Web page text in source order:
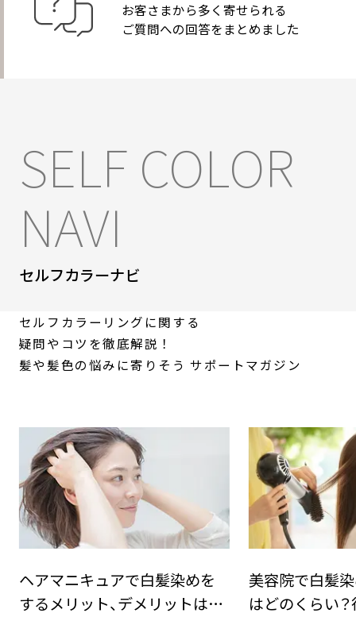
お客さまから多く寄せられる
ご質問への回答をまとめました
SELF COLOR
NAVI
セルフカラーナビ
セルフカラーリングに関する
疑問やコツを徹底解説！
髪や髪色の悩みに寄りそう サポートマガジン
ヘアマニキュアで白髪染めを
するメリット、デメリットは？
美容院で白髪
はどのくらい